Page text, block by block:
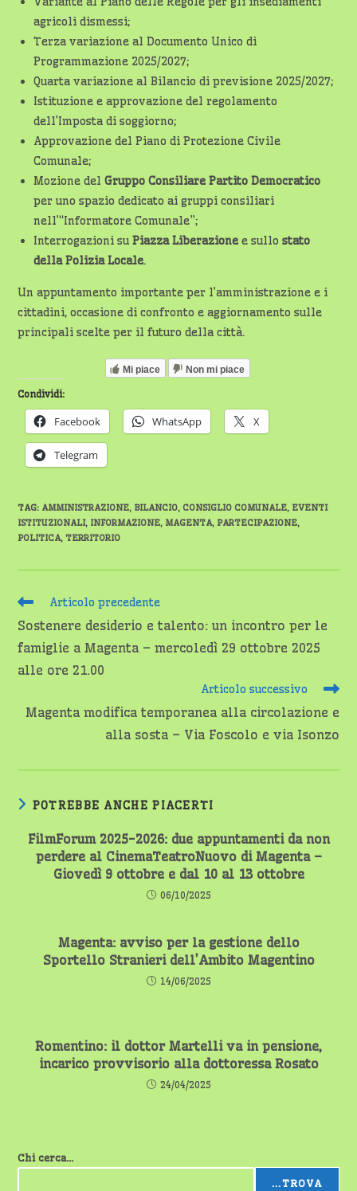
agricoli dismessi;
Terza variazione al Documento Unico di
Programmazione 2025/2027;
Quarta variazione al Bilancio di previsione 2025/2027;
Istituzione e approvazione del regolamento
dell’Imposta di soggiorno;
Approvazione del Piano di Protezione Civile
Comunale;
Mozione delGruppo Consiliare Partito Democratico
per uno spazio dedicato ai gruppi consiliari
nell’“Informatore Comunale”;
Interrogazioni suPiazza Liberazione e sullostato
della Polizia Locale.
Un appuntamento importante per l’amministrazione e i
cittadini, occasione di confronto e aggiornamento sulle
principali scelte per il futuro della città.
Mi piace Non mi piace
Condividi:
Facebook WhatsApp X
Telegram
TAG: AMMINISTRAZIONE, BILANCIO, CONSIGLIO COMUNALE, EVENTI
ISTITUZIONALI, INFORMAZIONE, MAGENTA, PARTECIPAZIONE,
POLITICA, TERRITORIO
Leggi
articoli
Articolo precedente
Sostenere desiderio e talento: un incontro per le
famiglie a Magenta – mercoledì 29 ottobre 2025
alle ore 21.00
Articolo successivo
Magenta modifica temporanea alla circolazione e
alla sosta – Via Foscolo e via Isonzo
POTREBBE ANCHE PIACERTI
FilmForum 2025-2026: due appuntamenti da non
perdere al CinemaTeatroNuovo di Magenta –
Giovedì 9 ottobre e dal 10 al 13 ottobre
06/10/2025
Magenta: avviso per la gestione dello
Sportello Stranieri dell’Ambito Magentino
14/06/2025
Romentino: il dottor Martelli va in pensione,
incarico provvisorio alla dottoressa Rosato
24/04/2025
Chi cerca...
...TROVA